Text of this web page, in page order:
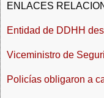
ENLACES
Entidad de DDHH
Viceministro de
Policías obligaron a